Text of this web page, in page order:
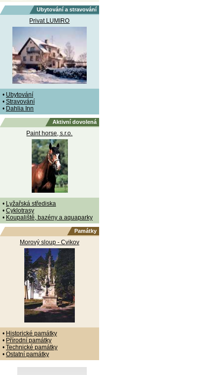
Ubytování a stravování
Privat LUMIRO
• Ubytování
• Stravování
• Dahlia Inn
Aktivní dovolená
Paint horse, s.r.o.
• Lyžařská střediska
• Cyklotrasy
• Koupaliště, bazény a aquaparky
Památky
Morový sloup - Cvikov
• Historické památky
• Přírodní památky
• Technické památky
• Ostatní památky